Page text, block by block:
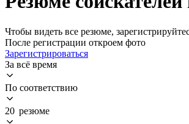
Чтобы видеть все резюме,
После регистрации откроем фото
Зарегистрироваться
За всё время
По соответствию
20 резюме